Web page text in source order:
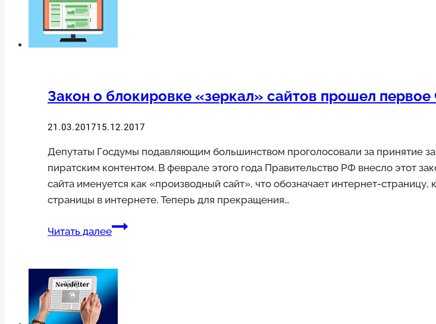
Закон о блокировке «зеркал» сайтов прошел первое
21.03.201715.12.2017
Депутаты Госдумы подавляющим большинством проголосовали за принятие
пиратским контентом. В феврале этого года Правительство РФ внесло этот
сайта именуется как «производный сайт», что обозначает интернет-
страницы в интернете. Теперь для прекращения…
Читать далееЗакон
«зеркал»
сайтов